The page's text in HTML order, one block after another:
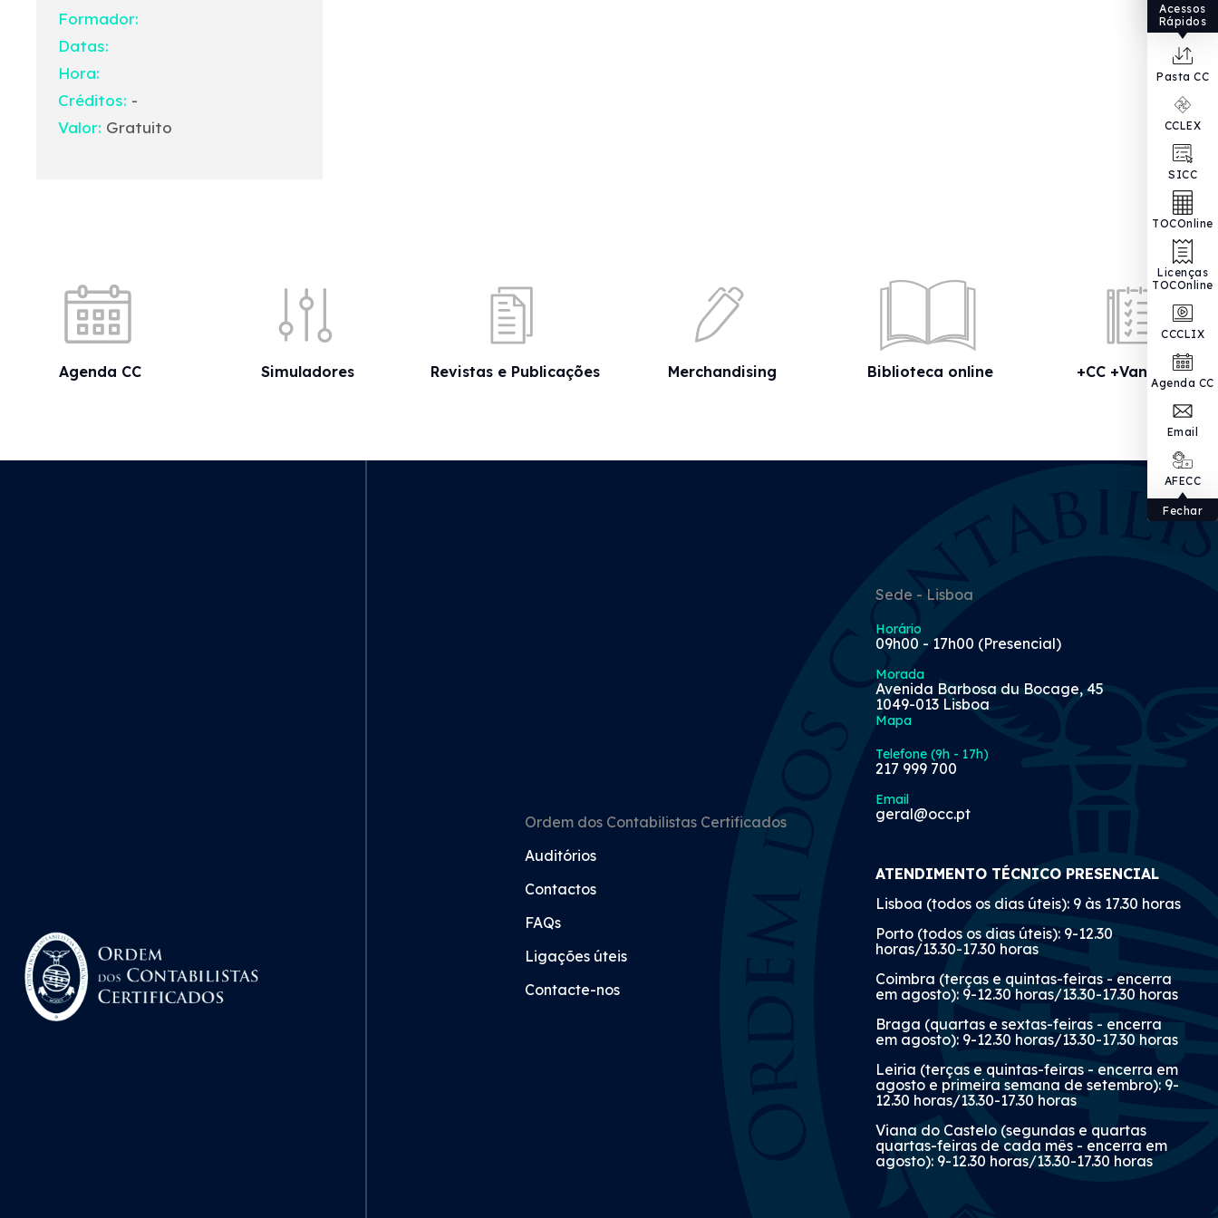
Acessos
Rápidos
Pasta CC
CCLEX
SICC
TOCOnline
Licenças
TOCOnline
CCCLIX
Agenda CC
Email
AFECC
Fechar
Formador:
Datas:
Hora:
Créditos: -
Valor: Gratuito
Agenda CC Simuladores Revistas e Publicações Merchandising Biblioteca online +CC +Vantagens
Ordem dos Contabilistas Certificados
Auditórios
Contactos
FAQs
Ligações úteis
Contacte-nos
Sede - Lisboa
Horário
09h00 - 17h00 (Presencial)
Morada
Avenida Barbosa du Bocage, 45
1049-013 Lisboa
Mapa
Telefone (9h - 17h)
217 999 700
Email
geral@occ.pt
ATENDIMENTO TÉCNICO PRESENCIAL
Lisboa (todos os dias úteis): 9 às 17.30 horas
Porto (todos os dias úteis): 9-12.30
horas/13.30-17.30 horas
Coimbra (terças e quintas-feiras - encerra
em agosto): 9-12.30 horas/13.30-17.30 horas
Braga (quartas e sextas-feiras - encerra
em agosto): 9-12.30 horas/13.30-17.30 horas
Leiria (terças e quintas-feiras - encerra em
agosto e primeira semana de setembro): 9-
12.30 horas/13.30-17.30 horas
Viana do Castelo (segundas e quartas
quartas-feiras de cada mês - encerra em
agosto): 9-12.30 horas/13.30-17.30 horas